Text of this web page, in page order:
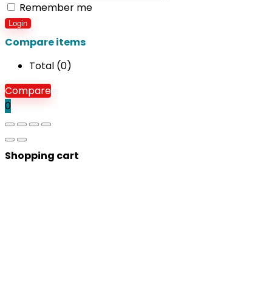
Remember me
Login
Compare items
Total (0)
Compare
0
Shopping cart